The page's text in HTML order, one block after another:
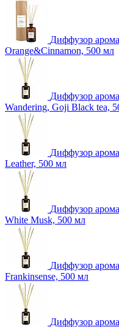
Диффузор
Orange&Cinnamon, 500 мл
Диффузор
Wandering, Goji Black tea,
Диффузор
Leather, 500 мл
Диффузор
White Musk, 500 мл
Диффузор
Frankinsense, 500 мл
Диффузор